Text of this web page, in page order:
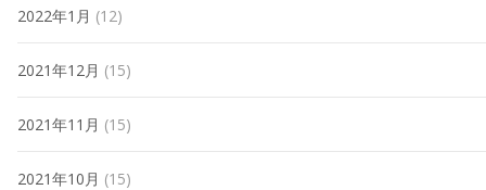
2022年1月 (12)
2021年12月 (15)
2021年11月 (15)
2021年10月 (15)